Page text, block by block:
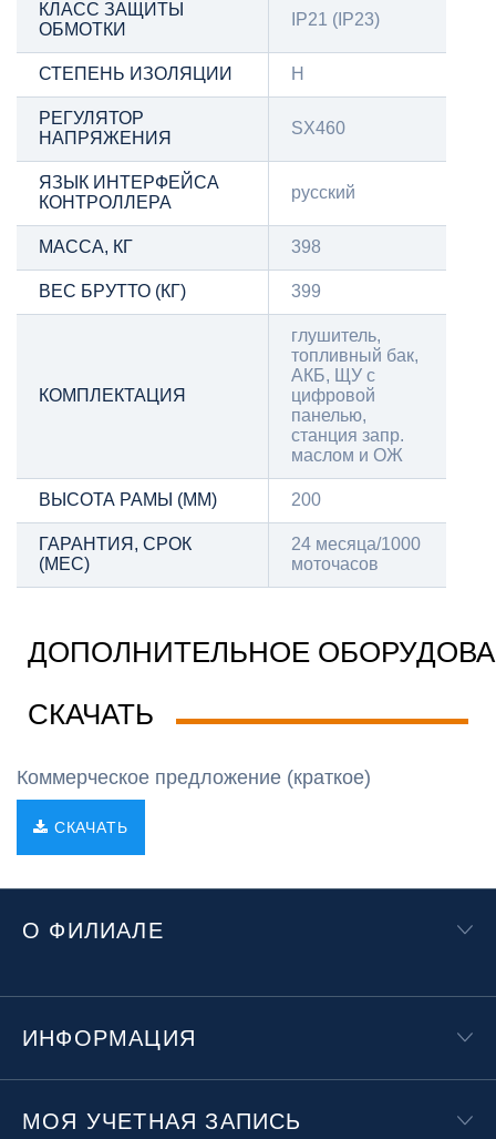
КЛАСС ЗАЩИТЫ
ОБМОТКИ
IP21 (IP23)
СТЕПЕНЬ ИЗОЛЯЦИИ Н
РЕГУЛЯТОР
НАПРЯЖЕНИЯ
SX460
ЯЗЫК ИНТЕРФЕЙСА
КОНТРОЛЛЕРА
русский
МАССА, КГ 398
ВЕС БРУТТО (КГ) 399
КОМПЛЕКТАЦИЯ
глушитель,
топливный бак,
АКБ, ЩУ с
цифровой
панелью,
станция запр.
маслом и ОЖ
ВЫСОТА РАМЫ (ММ) 200
ГАРАНТИЯ, СРОК
(МЕС)
24 месяца/1000
моточасов
ДОПОЛНИТЕЛЬНОЕ
СКАЧАТЬ
Коммерческое предложение (краткое)
СКАЧАТЬ
О ФИЛИАЛЕ
ИНФОРМАЦИЯ
МОЯ УЧЕТНАЯ ЗАПИСЬ